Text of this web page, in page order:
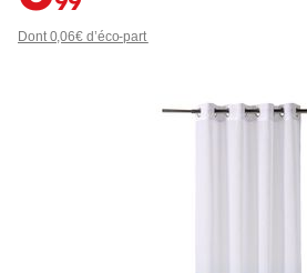
Dont 0,06€ d’éco-part